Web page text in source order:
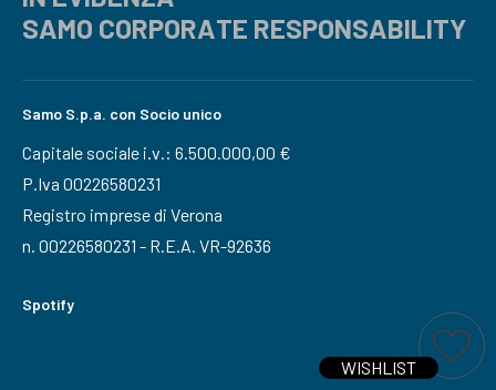
WISHLIST
SAMO CORPORATE RESPONSABILITY
Samo S.p.a. con Socio unico
Capitale sociale i.v.: 6.500.000,00 €
P.Iva 00226580231
Registro imprese di Verona
n. 00226580231 - R.E.A. VR-92636
Spotify
Aggiungi a